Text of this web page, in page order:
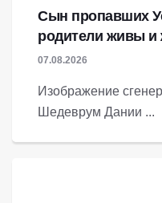
Сын пропавших
родители живы и
07.08.2026
Изображение
Шедеврум Дании ...